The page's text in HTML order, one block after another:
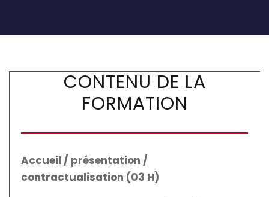
CONTENU DE LA
FORMATION
Accueil / présentation /
contractualisation (03 H)